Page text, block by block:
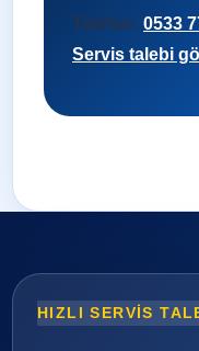
Telefon: 0533
Servis talebi
HIZLI SERVIS